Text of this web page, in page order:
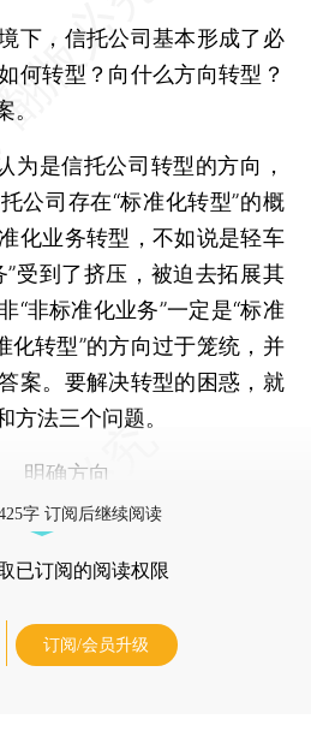
，信托公司基本形成了必
何转型？向什么方向转型？
。
是信托公司转型的方向，
公司存在“标准化转型”的概
化业务转型，不如说是轻车
”受到了挤压，被迫去拓展其
“非标准化业务”一定是“标准
化转型”的方向过于笼统，并
案。要解决转型的困惑，就
方法三个问题。
明确方向
字 订阅后继续阅读
已订阅的阅读权限
订阅/会员升级